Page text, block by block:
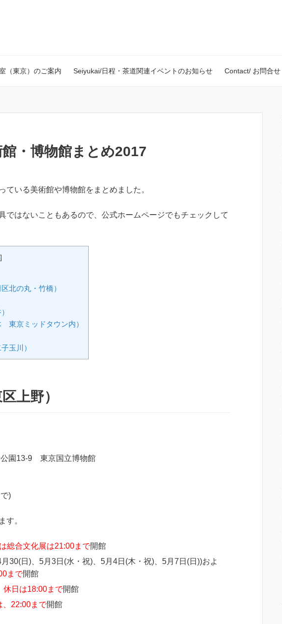
（東京）のご案内 Seiyukai/日程・茶道関連イベントのお知らせ Contact/ お問合せ
・博物館まとめ2017
いる美術館や博物館をまとめました。
ではないこともあるので、公式ホームページでもチェックして
]
北の丸・竹橋）
東京ミッドタウン内）
玉川）
上野）
園13-9 東京国立博物館
)
す。
総合文化展は21:00まで開館
月30(日)、5月3日(水・祝)、5月4日(木・祝)、5月7日(日))およ
まで開館
休日は18:00まで開館
、22:00まで開館